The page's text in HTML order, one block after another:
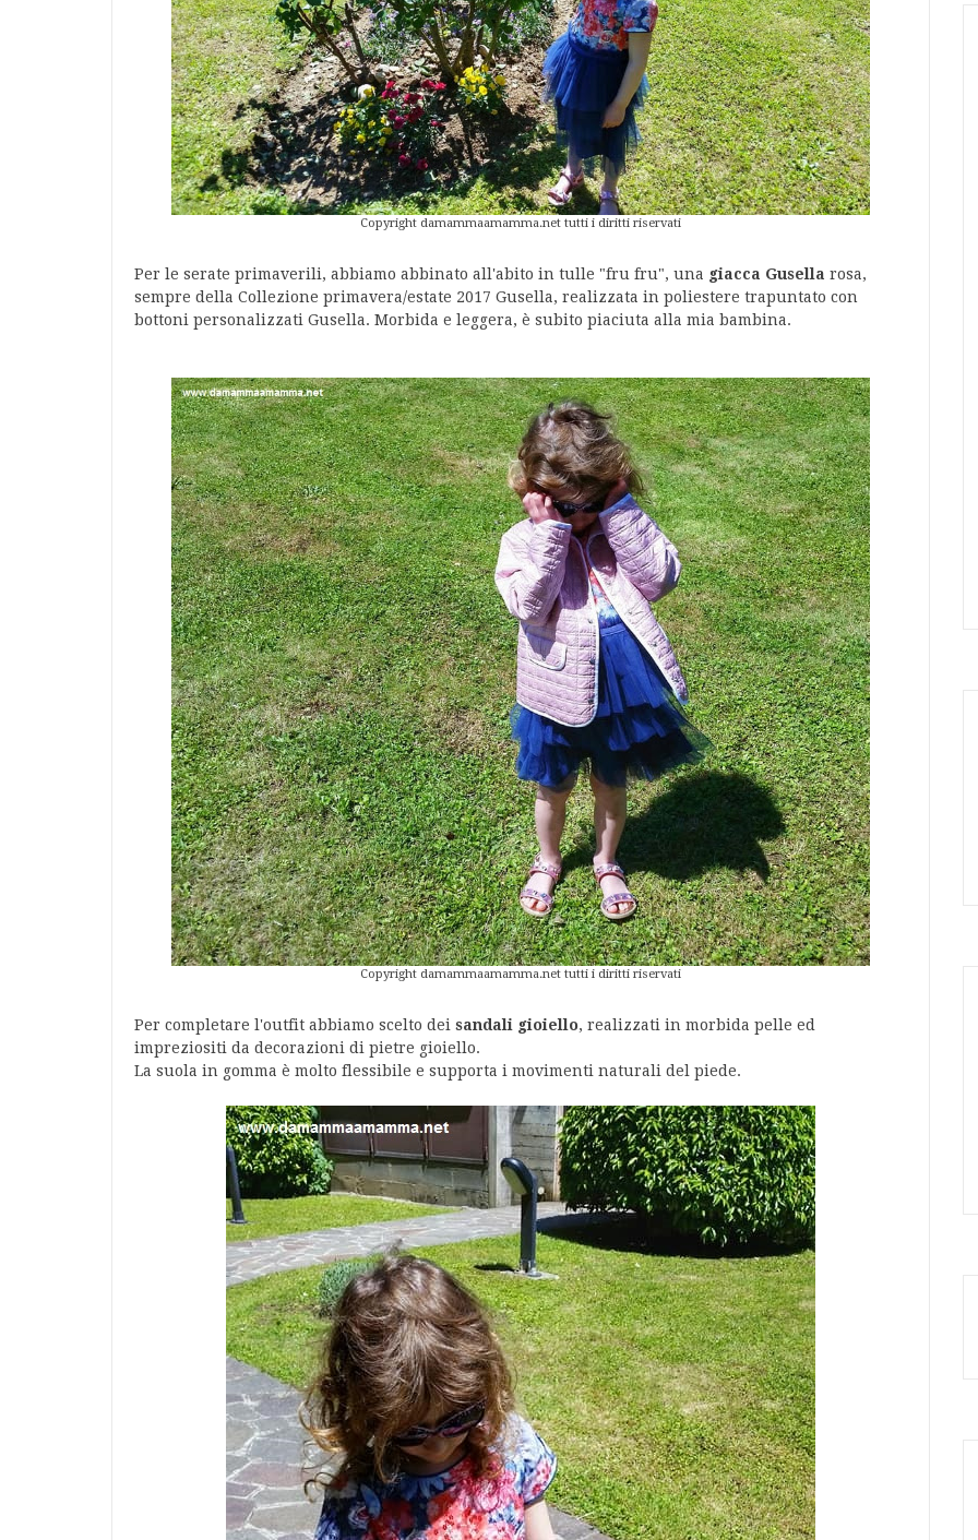
Copyright damammaamamma.net tutti i diritti riservati
Per le serate primaverili, abbiamo abbinato all'abito in tulle "fru fru", una giacca Gusella rosa,
sempre della Collezione primavera/estate 2017 Gusella, realizzata in poliestere trapuntato con
bottoni personalizzati Gusella. Morbida e leggera, è subito piaciuta alla mia bambina.
Copyright damammaamamma.net tutti i diritti riservati
Per completare l'outfit abbiamo scelto dei sandali gioiello, realizzati in morbida pelle ed
impreziositi da decorazioni di pietre gioiello.
La suola in gomma è molto flessibile e supporta i movimenti naturali del piede.